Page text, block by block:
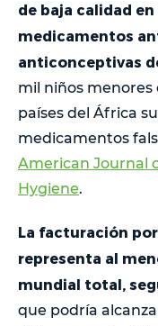
de baja calidad
medicamentos
anticonceptivas
mil niños menores
países del África
medicamentos
American Journal
Hygiene.
La facturación
representa al
mundial total,
que podría